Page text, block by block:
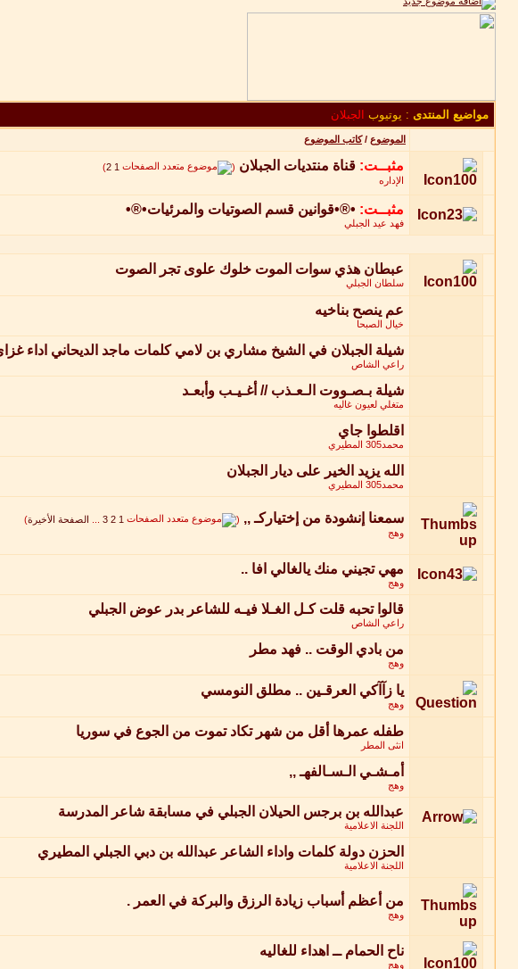
مواضيع المنتدى : يوتيوب الجبلان
الموضوع /كاتب الموضوع
مثبــت: قناة منتديات الجبلان (
1
2
)
الإداره
مثبــت: •®•قوانين قسم الصوتيات والمرئيات•®•
فهد عيد الجبلي
عبطان هذي سوات الموت خلوك علوى تجر الصوت
سلطان الجبلي
عم ينصح بناخيه
خيال الصبحا
شيلة الجبلان في الشيخ مشاري‏ بن لامي كلمات ماجد الديحاني اداء
راعي الشاص
شيلة بـصـووت الـعـذب // أغـيـب وأبعـد
متغلي لعيون غاليه
اقلطوا جاي
محمد305 المطيري
الله يزيد الخير على ديار الجبلان
محمد305 المطيري
سمعنا إنشودة من إختياركـ ,, (
1
2
3 الصفحة الأخيرة)
وهج
مهي تجيني منك يالغالي افا ..
وهج
قالوا تحبه قلت كـل الغـلا فيـه للشاعر بدر عوض الجبلي
راعي الشاص
من بادي الوقت .. فهد مطر
وهج
يا زآآكي العرقـين .. مطلق النومسي
وهج
طفله عمرها أقل من شهر تكاد تموت من الجوع في سوريا
انثى المطر
أمـشـي الـسـالفهـ ,,
وهج
عبدالله بن برجس الحيلان الجبلي في مسابقة شاعر المدرسة
اللجنة الاعلامية
الحزن دولة كلمات واداء الشاعر عبدالله بن دبي الجبلي المطيري
اللجنة الاعلامية
من أعظم أسباب زيادة الرزق والبركة في العمر .
وهج
ناح الحمام ــ اهداء للغاليه
وهج